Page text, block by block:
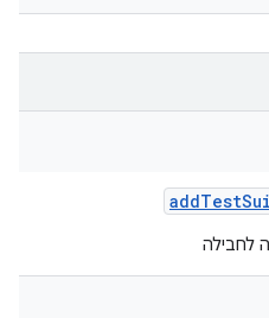
addTest
לחבילה